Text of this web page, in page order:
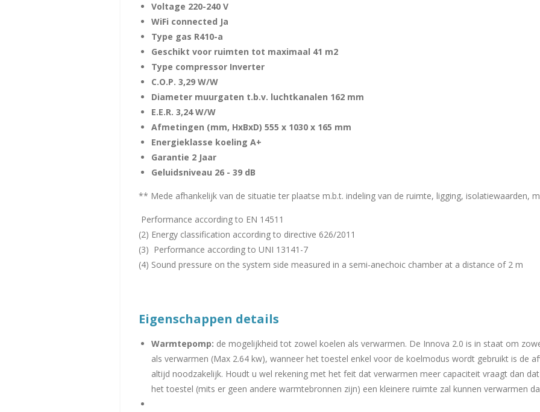
Voltage 220-240 V
WiFi connected Ja
Type gas R410-a
Geschikt voor ruimten tot maximaal 41 m2
Type compressor Inverter
C.O.P. 3,29 W/W
Diameter muurgaten t.b.v. luchtkanalen 162 mm
E.E.R. 3,24 W/W
Afmetingen (mm, HxBxD) 555 x 1030 x 165 mm
Energieklasse koeling A+
Garantie 2 Jaar
Geluidsniveau 26 - 39 dB
** Mede afhankelijk van de situatie ter plaatse m.b.t. indeling van de ruimte, ligging, isolatiewaarden,
Performance according to EN 14511
(2) Energy classification according to directive 626/2011
(3) Performance according to UNI 13141-7
(4) Sound pressure on the system side measured in a semi-anechoic chamber at a distance of 2 m
Eigenschappen details
Warmtepomp: de mogelijkheid tot zowel koelen als verwarmen. De Innova 2.0 is in staat om
als verwarmen (Max 2.64 kw), wanneer het toestel enkel voor de koelmodus wordt gebruikt is de
altijd noodzakelijk. Houdt u wel rekening met het feit dat verwarmen meer capaciteit vraagt dan
het toestel (mits er geen andere warmtebronnen zijn) een kleinere ruimte zal kunnen verwarmen